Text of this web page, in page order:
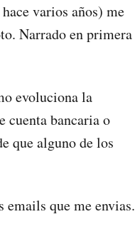
varios años) me
Narrado en primera
evoluciona la
cuenta bancaria o
que alguno de los
emails que me envias.